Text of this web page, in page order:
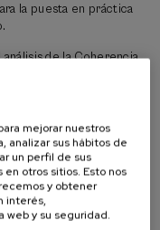
la puesta en práctica
de la Coherencia
mejorar nuestros
analizar sus hábitos de
un perfil de sus
otros sitios. Esto nos
y obtener
interés,
web y su seguridad.